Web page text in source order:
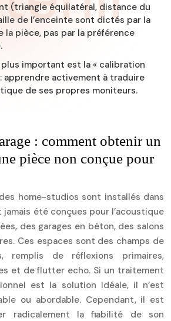
(triangle équilatéral, distance du
de l’enceinte sont dictés par la
la pièce, pas par la préférence
important est la « calibration
apprendre activement à traduire
de ses propres moniteurs.
: comment obtenir un
pièce non conçue pour
home-studios sont installés dans
jamais été conçues pour l’acoustique
des garages en béton, des salons
Ces espaces sont des champs de
remplis de réflexions primaires,
et de flutter echo. Si un traitement
est la solution idéale, il n’est
ou abordable. Cependant, il est
radicalement la fiabilité de son